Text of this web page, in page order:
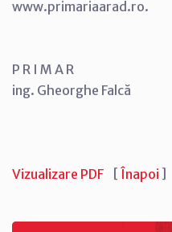
www.primariaarad.ro.
P R I M A R
ing. Gheorghe Falcă
Vizualizare PDF [ Înapoi ]